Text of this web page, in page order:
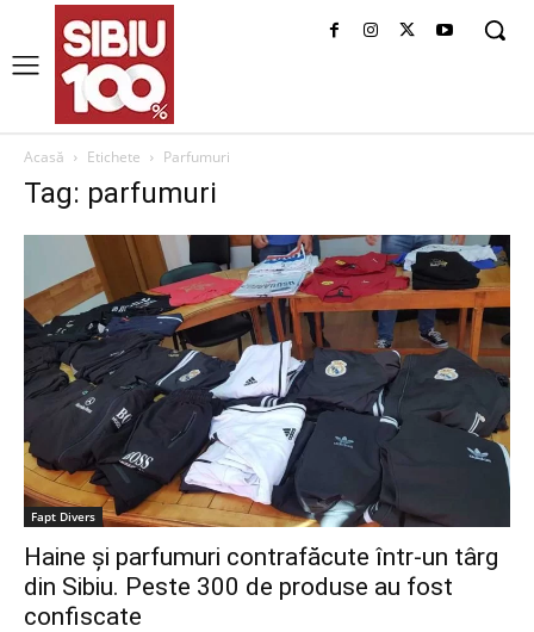
Acasă Etichete Parfumuri
Tag: parfumuri
Fapt Divers
Haine și parfumuri contrafăcute într-un târg
din Sibiu. Peste 300 de produse au fost
confiscate